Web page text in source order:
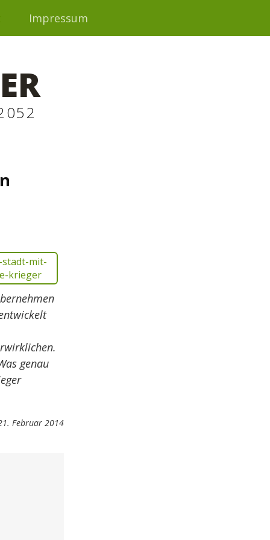
Impressum
genau
Februar 2014